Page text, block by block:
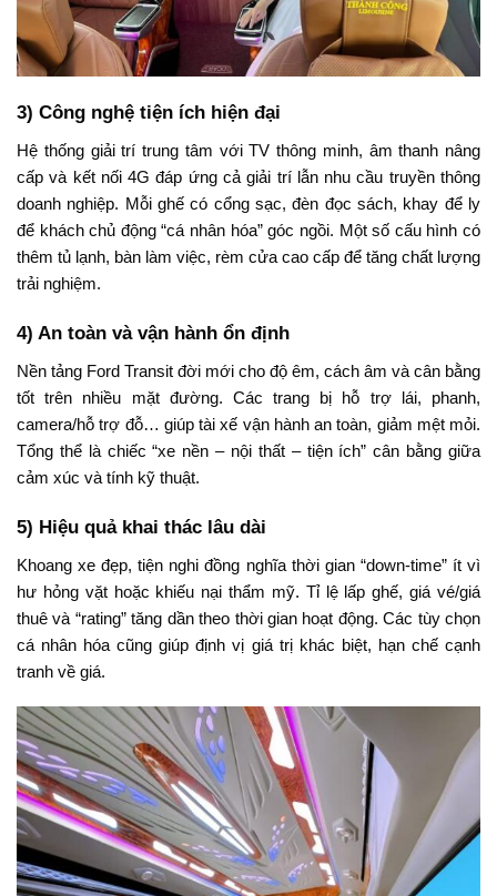
3) Công nghệ tiện ích hiện đại
Hệ thống giải trí trung tâm với TV thông minh, âm thanh nâng
cấp và kết nối 4G đáp ứng cả giải trí lẫn nhu cầu truyền thông
doanh nghiệp. Mỗi ghế có cổng sạc, đèn đọc sách, khay để ly
để khách chủ động “cá nhân hóa” góc ngồi. Một số cấu hình có
thêm tủ lạnh, bàn làm việc, rèm cửa cao cấp để tăng chất lượng
trải nghiệm.
4) An toàn và vận hành ổn định
Nền tảng Ford Transit đời mới cho độ êm, cách âm và cân bằng
tốt trên nhiều mặt đường. Các trang bị hỗ trợ lái, phanh,
camera/hỗ trợ đỗ… giúp tài xế vận hành an toàn, giảm mệt mỏi.
Tổng thể là chiếc “xe nền – nội thất – tiện ích” cân bằng giữa
cảm xúc và tính kỹ thuật.
5) Hiệu quả khai thác lâu dài
Khoang xe đẹp, tiện nghi đồng nghĩa thời gian “down-time” ít vì
hư hỏng vặt hoặc khiếu nại thẩm mỹ. Tỉ lệ lấp ghế, giá vé/giá
thuê và “rating” tăng dần theo thời gian hoạt động. Các tùy chọn
cá nhân hóa cũng giúp định vị giá trị khác biệt, hạn chế cạnh
tranh về giá.